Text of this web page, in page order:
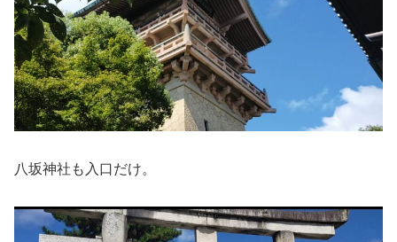
八坂神社も入口だけ。